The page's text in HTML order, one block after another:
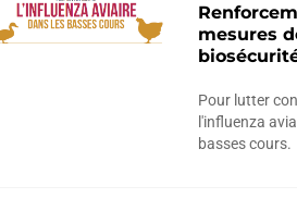
mesures
Pour lutter
l'influenza
basses cours.